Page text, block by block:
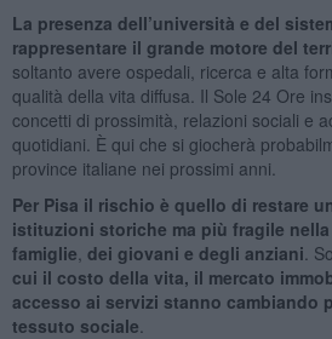
La presenza dell’università e del
rappresentare il grande motore del
soltanto avere ospedali, ricerca e alta
qualità della vita diffusa. Il Sole 24 Ore
concetti di prossimità, relazioni sociali e
quotidiani. È qui che si giocherà
province italiane nei prossimi anni.
Per Pisa il rischio è quello di restare
istituzioni storiche ma più fragile
famiglie dei giovani e degli anziani .
cui il costo della vita, il mercato
accesso ai servizi stanno cambiando
tessuto sociale